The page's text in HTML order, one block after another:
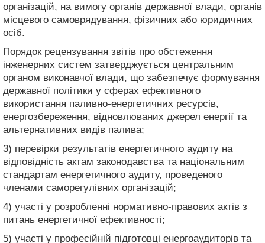
організацій, на вимогу органів державної влади, органів
місцевого самоврядування, фізичних або юридичних
осіб.
Порядок рецензування звітів про обстеження
інженерних систем затверджується центральним
органом виконавчої влади, що забезпечує формування
державної політики у сферах ефективного
використання паливно-енергетичних ресурсів,
енергозбереження, відновлюваних джерел енергії та
альтернативних видів палива;
3) перевірки результатів енергетичного аудиту на
відповідність актам законодавства та національним
стандартам енергетичного аудиту, проведеного
членами саморегулівних організацій;
4) участі у розробленні нормативно-правових актів з
питань енергетичної ефективності;
5) участі у професійній підготовці енергоаудиторів та